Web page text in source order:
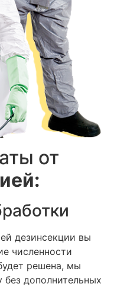
сложных зон. Клопы
ящиков, в
и на задней стенке.
предоставить
частям.
не обработать,
и вернуться к
проверяются
стены, у которой
комнату
от
дезинсекции вы
численности
решена, мы
дополнительных